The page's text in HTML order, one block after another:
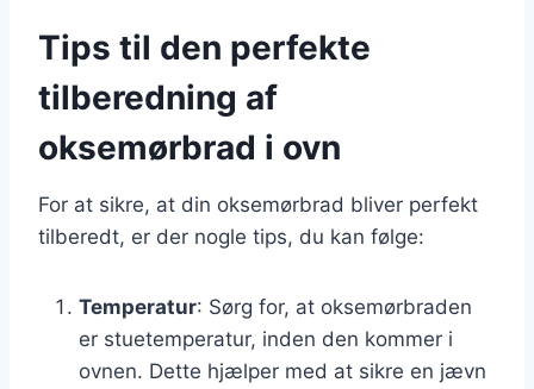
Tips til den perfekte
tilberedning af
oksemørbrad i ovn
For at sikre, at din oksemørbrad bliver perfekt
tilberedt, er der nogle tips, du kan følge:
Temperatur: Sørg for, at oksemørbraden
er stuetemperatur, inden den kommer i
ovnen. Dette hjælper med at sikre en jævn